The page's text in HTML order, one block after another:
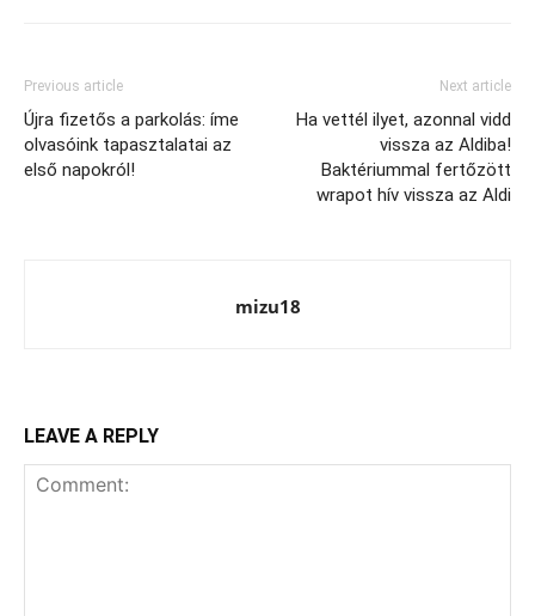
Previous article
Újra fizetős a parkolás: íme
olvasóink tapasztalatai az
első napokról!
Next article
Ha vettél ilyet, azonnal vidd
vissza az Aldiba!
Baktériummal fertőzött
wrapot hív vissza az Aldi
mizu18
LEAVE A REPLY